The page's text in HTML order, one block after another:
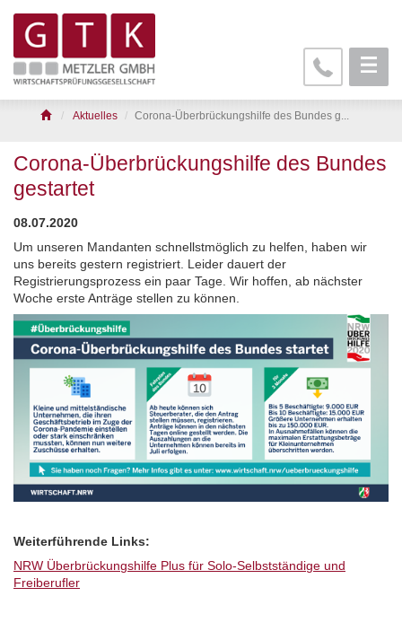
Aktuelles Corona-Überbrückungshilfe des Bundes g...
Corona-Überbrückungshilfe des Bundes
gestartet
08.07.2020
Um unseren Mandanten schnellstmöglich zu helfen, haben wir
uns bereits gestern registriert. Leider dauert der
Registrierungsprozess ein paar Tage. Wir hoffen, ab nächster
Woche erste Anträge stellen zu können.
Weiterführende Links:
NRW Überbrückungshilfe Plus für Solo-Selbstständige und
Freiberufler